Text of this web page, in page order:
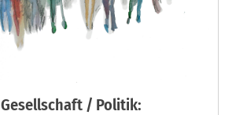
Gesellschaft / Politik: